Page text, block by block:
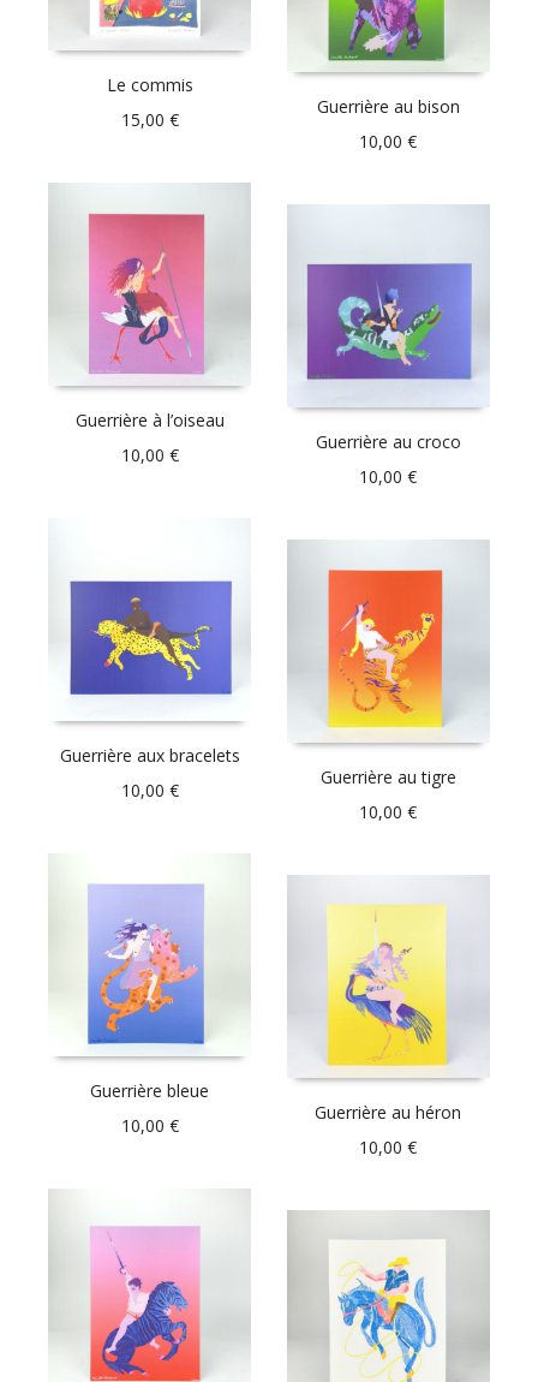
Le commis
15,00 €
Guerrière au bison
10,00€
Guerrière à l’oiseau
10,00 €
Guerrière au croco
10,00€
Guerrière aux bracelets
10,00 €
Guerrière au tigre
10,00€
Guerrière bleue
10,00 €
Guerrière au héron
10,00€